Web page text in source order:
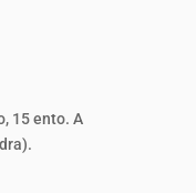
15 ento. A